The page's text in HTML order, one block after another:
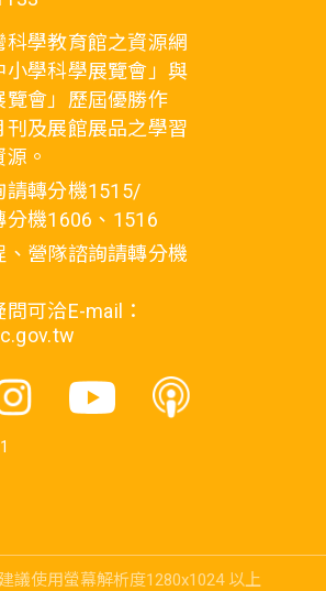
學教育館之資源網
小學科學展覽會」與
覽會」歷屆優勝作
及展館展品之學習
。
請轉分機1515/
分機1606、1516
營隊諮詢請轉分機
可洽E-mail：
議使用螢幕解析度1280x1024 以上